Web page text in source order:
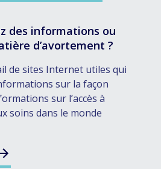
des informations ou
d’avortement ?
de sites Internet utiles qui
sur la façon
sur l’accès à
soins dans le monde